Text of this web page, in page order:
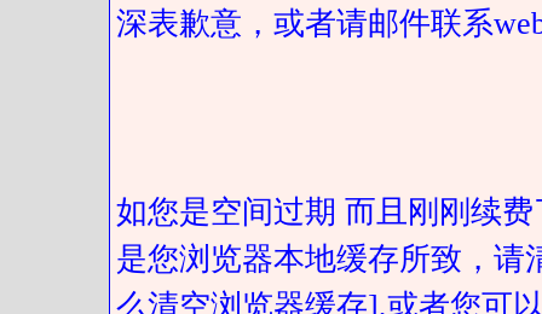
深表歉意，或者请邮件联系
如您是空间过期 而且刚刚续
是您浏览器本地缓存所致，
么清空浏览器缓存],或者您可